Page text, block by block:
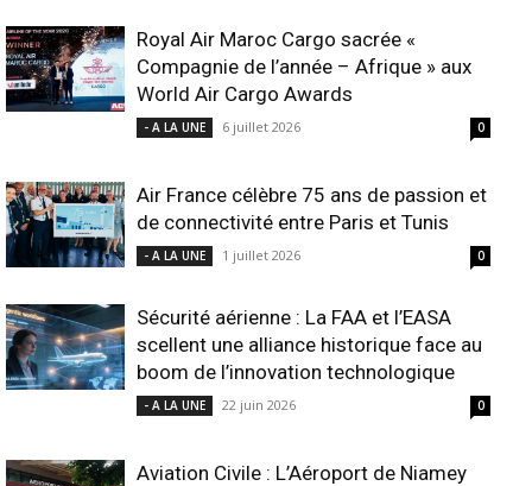
Royal Air Maroc Cargo sacrée «
Compagnie de l’année – Afrique » aux
World Air Cargo Awards
- A LA UNE 6 juillet 2026 0
Air France célèbre 75 ans de passion et
de connectivité entre Paris et Tunis
- A LA UNE 1 juillet 2026 0
Sécurité aérienne : La FAA et l’EASA
scellent une alliance historique face au
boom de l’innovation technologique
- A LA UNE 22 juin 2026 0
Aviation Civile : L’Aéroport de Niamey